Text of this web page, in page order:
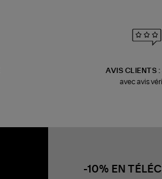
AVIS CLIENTS
avec avis
-10% EN